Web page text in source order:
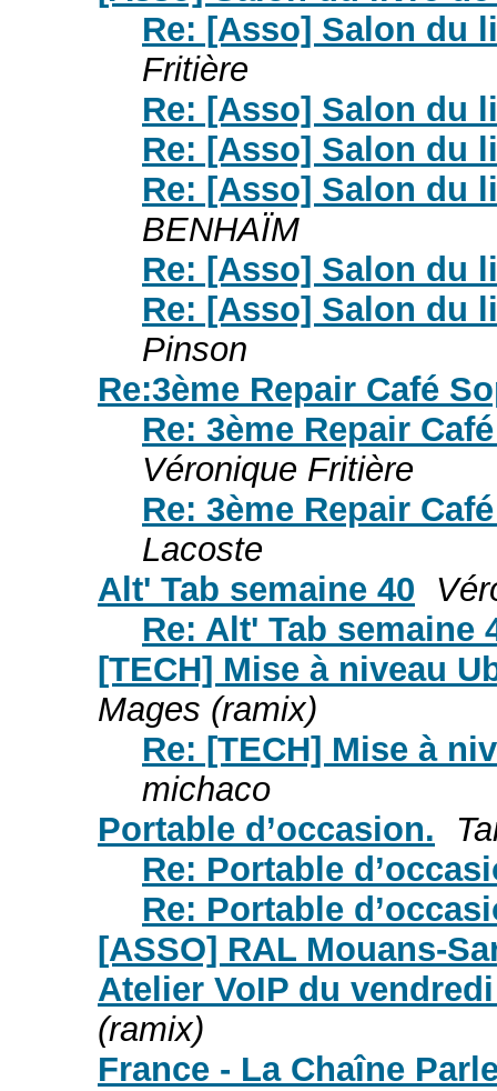
Re: [Asso] Salon du
Fritière
Re: [Asso] Salon du
Re: [Asso] Salon du
Re: [Asso] Salon du
BENHAÏM
Re: [Asso] Salon du
Re: [Asso] Salon du
Pinson
Re:3ème Repair Café
Re: 3ème Repair
Véronique Fritière
Re: 3ème Repair
Lacoste
Alt' Tab semaine 40
Re: Alt' Tab semaine
[TECH] Mise à niveau
Mages (ramix)
Re: [TECH] Mise à
michaco
Portable d’occasion.
Re: Portable
Re: Portable
[ASSO] RAL Mouans-
Atelier VoIP du
(ramix)
France - La Chaîne